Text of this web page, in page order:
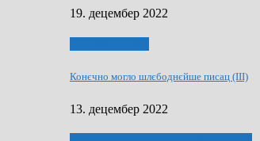
19. децембер 2022
Конєчно могло шлєбоднєйше писац (III)
13. децембер 2022